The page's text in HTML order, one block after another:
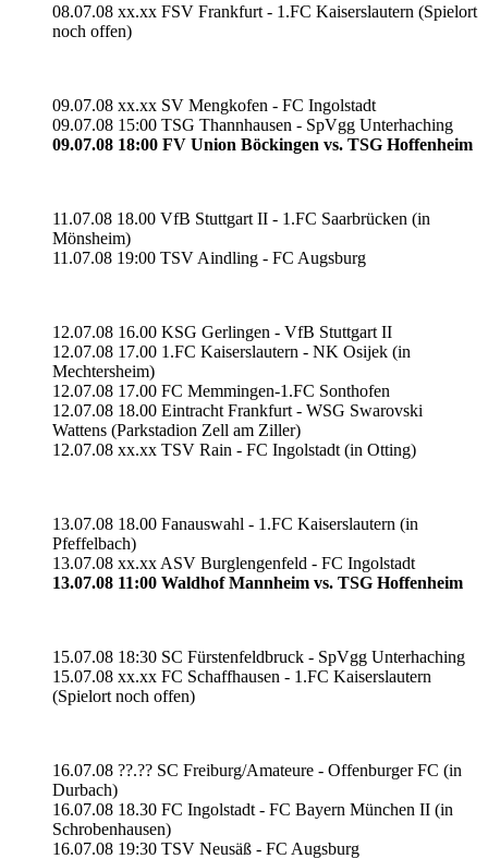
08.07.08 xx.xx FSV Frankfurt - 1.FC Kaiserslautern (Spielort
noch offen)
09.07.08 xx.xx SV Mengkofen - FC Ingolstadt
09.07.08 15:00 TSG Thannhausen - SpVgg Unterhaching
09.07.08 18:00 FV Union Böckingen vs. TSG Hoffenheim
11.07.08 18.00 VfB Stuttgart II - 1.FC Saarbrücken (in
Mönsheim)
11.07.08 19:00 TSV Aindling - FC Augsburg
12.07.08 16.00 KSG Gerlingen - VfB Stuttgart II
12.07.08 17.00 1.FC Kaiserslautern - NK Osijek (in
Mechtersheim)
12.07.08 17.00 FC Memmingen-1.FC Sonthofen
12.07.08 18.00 Eintracht Frankfurt - WSG Swarovski
Wattens (Parkstadion Zell am Ziller)
12.07.08 xx.xx TSV Rain - FC Ingolstadt (in Otting)
13.07.08 18.00 Fanauswahl - 1.FC Kaiserslautern (in
Pfeffelbach)
13.07.08 xx.xx ASV Burglengenfeld - FC Ingolstadt
13.07.08 11:00 Waldhof Mannheim vs. TSG Hoffenheim
15.07.08 18:30 SC Fürstenfeldbruck - SpVgg Unterhaching
15.07.08 xx.xx FC Schaffhausen - 1.FC Kaiserslautern
(Spielort noch offen)
16.07.08 ??.?? SC Freiburg/Amateure - Offenburger FC (in
Durbach)
16.07.08 18.30 FC Ingolstadt - FC Bayern München II (in
Schrobenhausen)
16.07.08 19:30 TSV Neusäß - FC Augsburg